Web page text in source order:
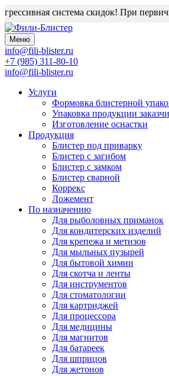
система скидок! При
Меню
info@fili-blister.ru
+7 (985) 311-80-10
info@fili-blister.ru
Услуги
Формовка блистерной
Упаковка продукции
Изготовление оснастки
Продукция
Блистер под приварку
Блистер с загибом
Блистер с замком
Блистер сварной
Коррекс
Ложемент
По назначению
Для рыболовных приманок
Для кондитерских изделий
Для крепежа и метизов
Для мыльных пузырей
Для бытовой химии
Для скотча и ленты
Для инструментов
Для стоматологии
Для картриджей
Для процессора
Для медицины
Для магнитов
Для батареек
Для шприцов
Для жетонов